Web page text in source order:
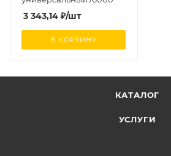
3 343,14 ₽/шт
В КОРЗИНУ
КАТАЛОГ
УСЛУГИ